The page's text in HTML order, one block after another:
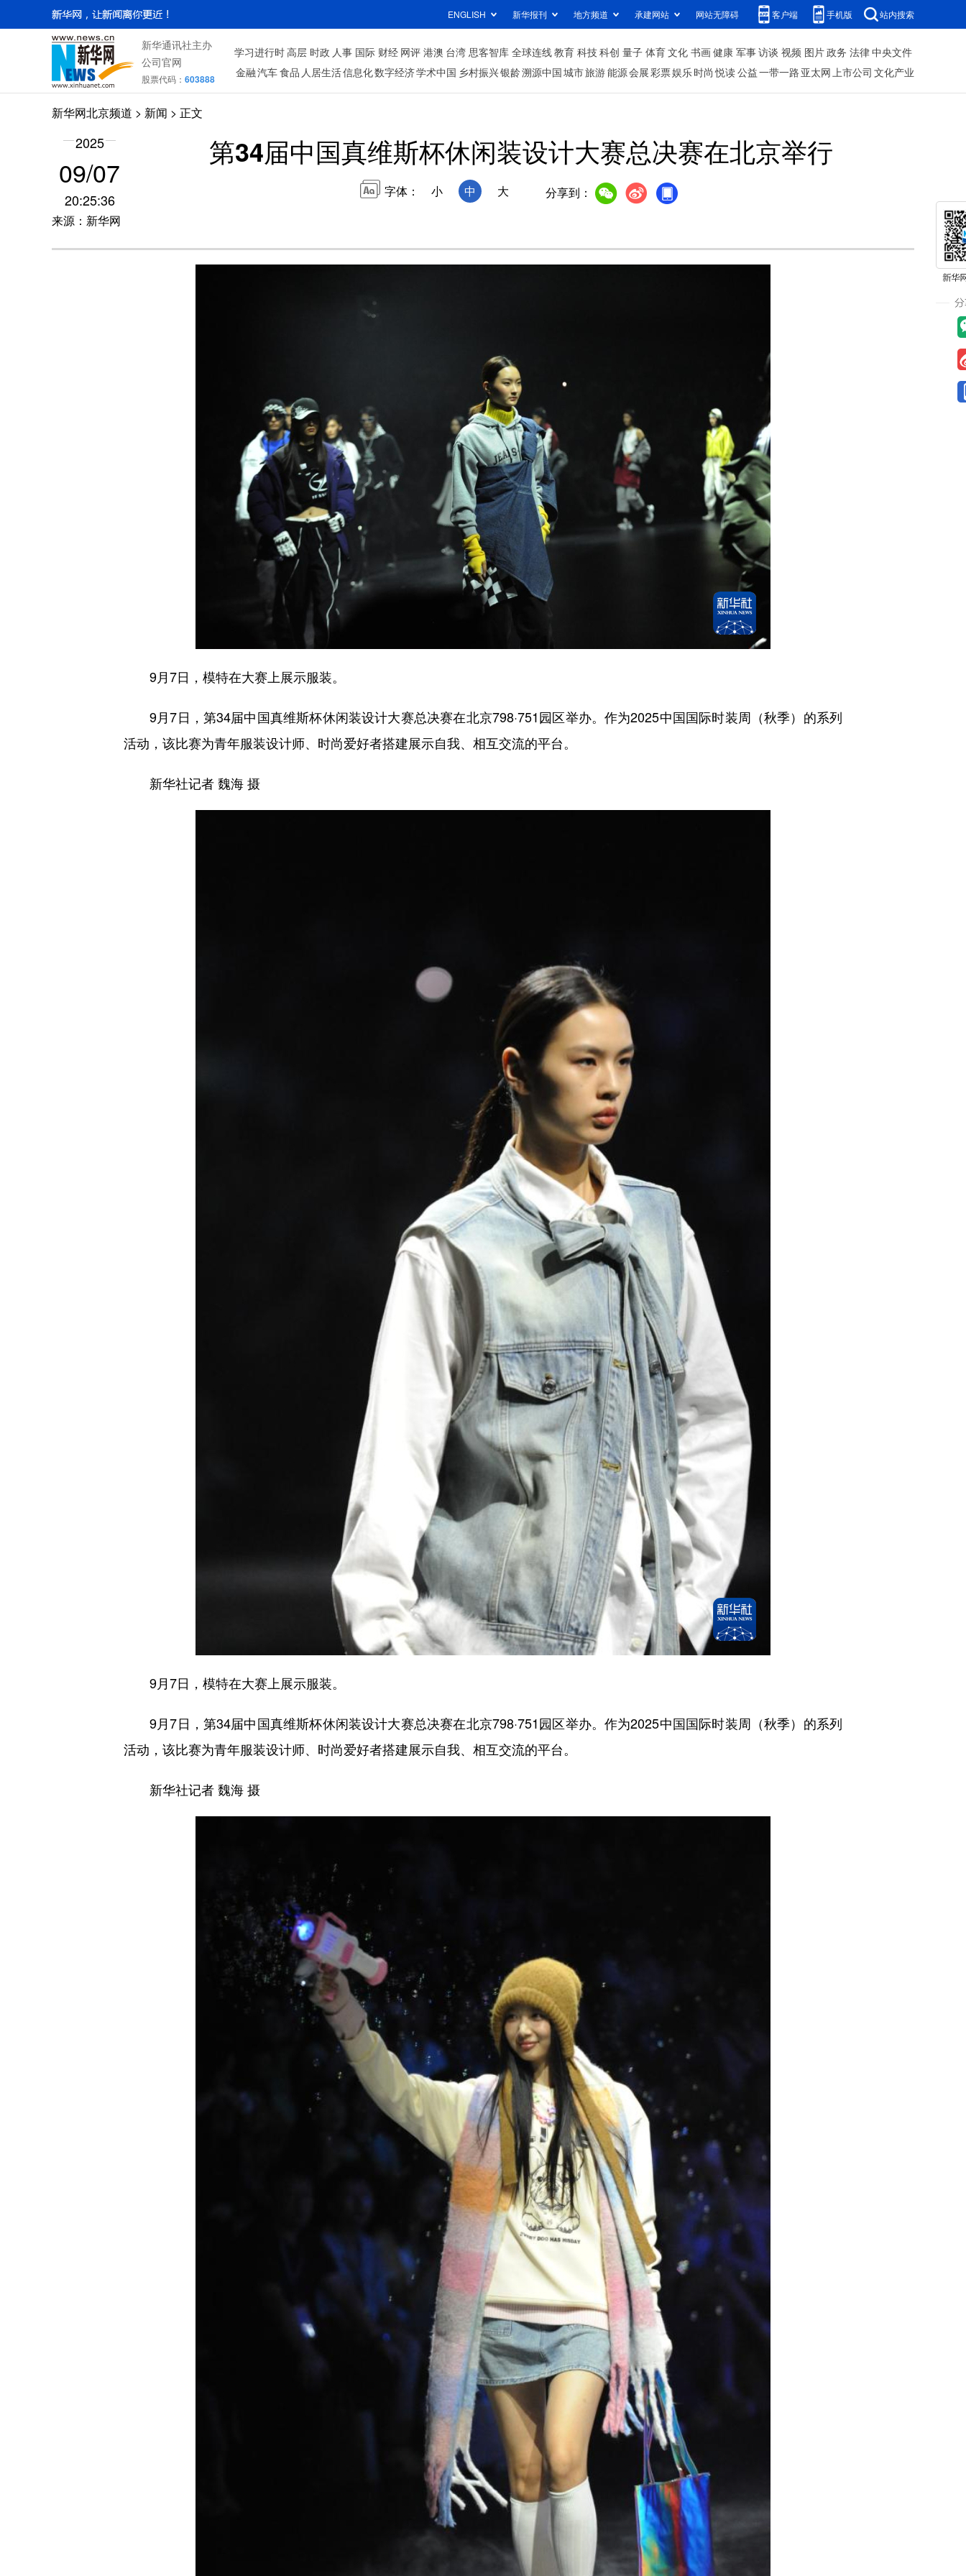
ENGLISH 新华报刊 地方频道 承建网站 网站无障碍 客户端 手机版 站内搜索
新华通讯社主办
公司官网
股票代码： 603888
学习进行时高层 时政 人事 国际 财经 网评 港澳 台湾 思客智库 全球连线教育 科技科创 量子 体育文化 书画健康 军事访谈 视频 图片政务 法律中央文件
金融汽车食品 人居生活信息化数字经济学术中国 乡村振兴银龄溯源中国城市旅游能源会展彩票娱乐时尚 悦读公益一带一路 亚太网上市公司 文化产业
新华网北京频道 > 新闻 > 正文
2025
09/07
20:25:36
来源：新华网
第34届中国真维斯杯休闲装设计大赛总决赛在北京举行
字体： 小 中 大 分享到：
9月7日，模特在大赛上展示服装。
9月7日，第34届中国真维斯杯休闲装设计大赛总决赛在北京798·751园区举办。作为2025中国国际时装周（秋季）的系列
活动，该比赛为青年服装设计师、时尚爱好者搭建展示自我、相互交流的平台。
新华社记者 魏海 摄
9月7日，模特在大赛上展示服装。
9月7日，第34届中国真维斯杯休闲装设计大赛总决赛在北京798·751园区举办。作为2025中国国际时装周（秋季）的系列
活动，该比赛为青年服装设计师、时尚爱好者搭建展示自我、相互交流的平台。
新华社记者 魏海 摄